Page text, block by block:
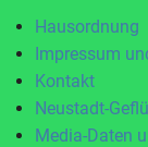
Hausordnung
Impressum
Kontakt
Neustadt-
Media-Daten